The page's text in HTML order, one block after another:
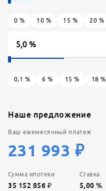
0 % 10 % 15 % 20 %
0,1 % 6 % 15 % 18 %
Наше предложение
Ваш ежемесячный платеж
231 993 ₽
Сумма ипотеки
35 152 856 ₽
Ставка
5,00 %